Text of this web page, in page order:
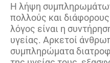
Η λήψη συμπληρωμάτων
πολλούς και
λόγος είναι η
υγείας. Αρκετοί
συμπληρώματα